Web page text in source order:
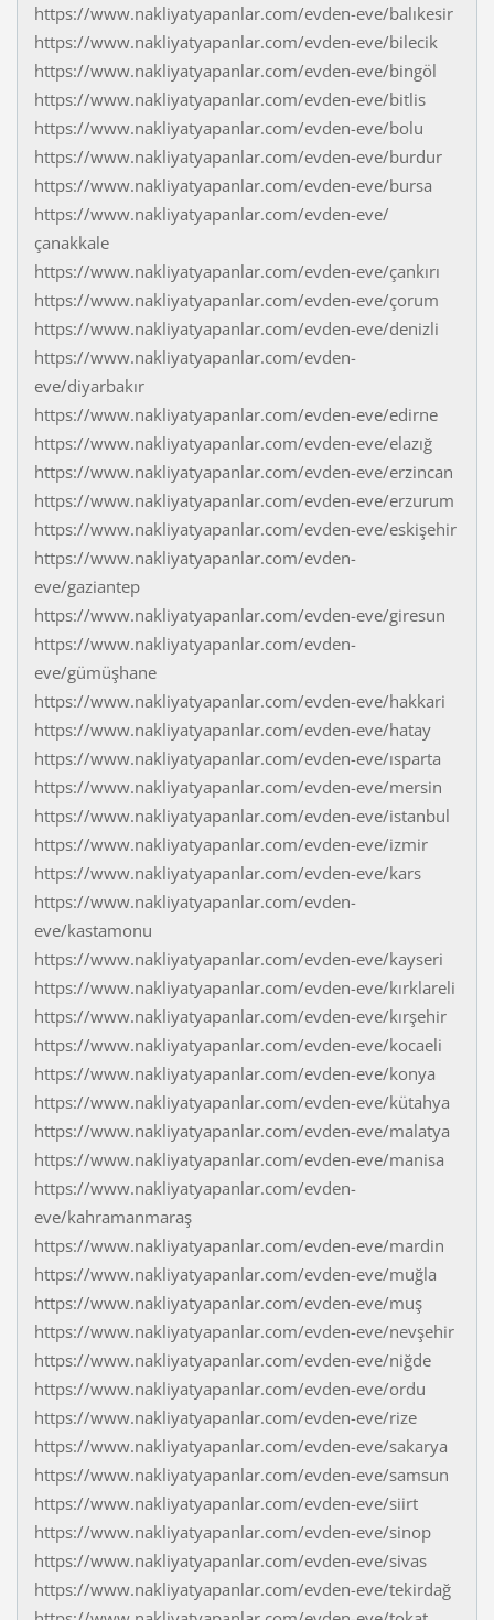
https://www.nakliyatyapanlar.com/evden-eve/balıkesir
https://www.nakliyatyapanlar.com/evden-eve/bilecik
https://www.nakliyatyapanlar.com/evden-eve/bingöl
https://www.nakliyatyapanlar.com/evden-eve/bitlis
https://www.nakliyatyapanlar.com/evden-eve/bolu
https://www.nakliyatyapanlar.com/evden-eve/burdur
https://www.nakliyatyapanlar.com/evden-eve/bursa
https://www.nakliyatyapanlar.com/evden-eve/
çanakkale
https://www.nakliyatyapanlar.com/evden-eve/çankırı
https://www.nakliyatyapanlar.com/evden-eve/çorum
https://www.nakliyatyapanlar.com/evden-eve/denizli
https://www.nakliyatyapanlar.com/evden-
eve/diyarbakır
https://www.nakliyatyapanlar.com/evden-eve/edirne
https://www.nakliyatyapanlar.com/evden-eve/elazığ
https://www.nakliyatyapanlar.com/evden-eve/erzincan
https://www.nakliyatyapanlar.com/evden-eve/erzurum
https://www.nakliyatyapanlar.com/evden-eve/eskişehir
https://www.nakliyatyapanlar.com/evden-
eve/gaziantep
https://www.nakliyatyapanlar.com/evden-eve/giresun
https://www.nakliyatyapanlar.com/evden-
eve/gümüşhane
https://www.nakliyatyapanlar.com/evden-eve/hakkari
https://www.nakliyatyapanlar.com/evden-eve/hatay
https://www.nakliyatyapanlar.com/evden-eve/ısparta
https://www.nakliyatyapanlar.com/evden-eve/mersin
https://www.nakliyatyapanlar.com/evden-eve/istanbul
https://www.nakliyatyapanlar.com/evden-eve/izmir
https://www.nakliyatyapanlar.com/evden-eve/kars
https://www.nakliyatyapanlar.com/evden-
eve/kastamonu
https://www.nakliyatyapanlar.com/evden-eve/kayseri
https://www.nakliyatyapanlar.com/evden-eve/kırklareli
https://www.nakliyatyapanlar.com/evden-eve/kırşehir
https://www.nakliyatyapanlar.com/evden-eve/kocaeli
https://www.nakliyatyapanlar.com/evden-eve/konya
https://www.nakliyatyapanlar.com/evden-eve/kütahya
https://www.nakliyatyapanlar.com/evden-eve/malatya
https://www.nakliyatyapanlar.com/evden-eve/manisa
https://www.nakliyatyapanlar.com/evden-
eve/kahramanmaraş
https://www.nakliyatyapanlar.com/evden-eve/mardin
https://www.nakliyatyapanlar.com/evden-eve/muğla
https://www.nakliyatyapanlar.com/evden-eve/muş
https://www.nakliyatyapanlar.com/evden-eve/nevşehir
https://www.nakliyatyapanlar.com/evden-eve/niğde
https://www.nakliyatyapanlar.com/evden-eve/ordu
https://www.nakliyatyapanlar.com/evden-eve/rize
https://www.nakliyatyapanlar.com/evden-eve/sakarya
https://www.nakliyatyapanlar.com/evden-eve/samsun
https://www.nakliyatyapanlar.com/evden-eve/siirt
https://www.nakliyatyapanlar.com/evden-eve/sinop
https://www.nakliyatyapanlar.com/evden-eve/sivas
https://www.nakliyatyapanlar.com/evden-eve/tekirdağ